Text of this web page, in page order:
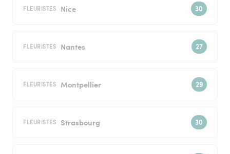
FLEURISTES Nice
FLEURISTES Nantes
FLEURISTES Montpellier
FLEURISTES Strasbourg